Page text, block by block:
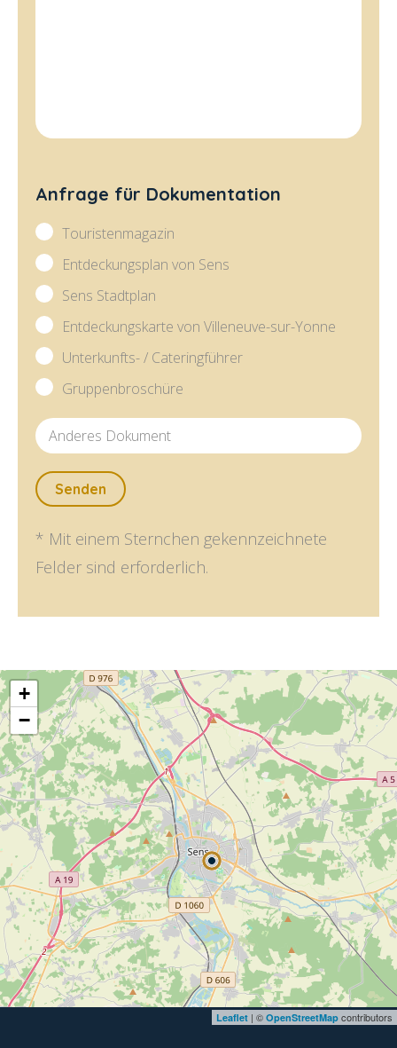
Anfrage für Dokumentation
Touristenmagazin
Entdeckungsplan von Sens
Sens Stadtplan
Entdeckungskarte von Villeneuve-sur-Yonne
Unterkunfts- / Cateringführer
Gruppenbroschüre
Anderes Dokument
Senden
* Mit einem Sternchen gekennzeichnete
Felder sind erforderlich.
+
−
Leaflet | © OpenStreetMap contributors